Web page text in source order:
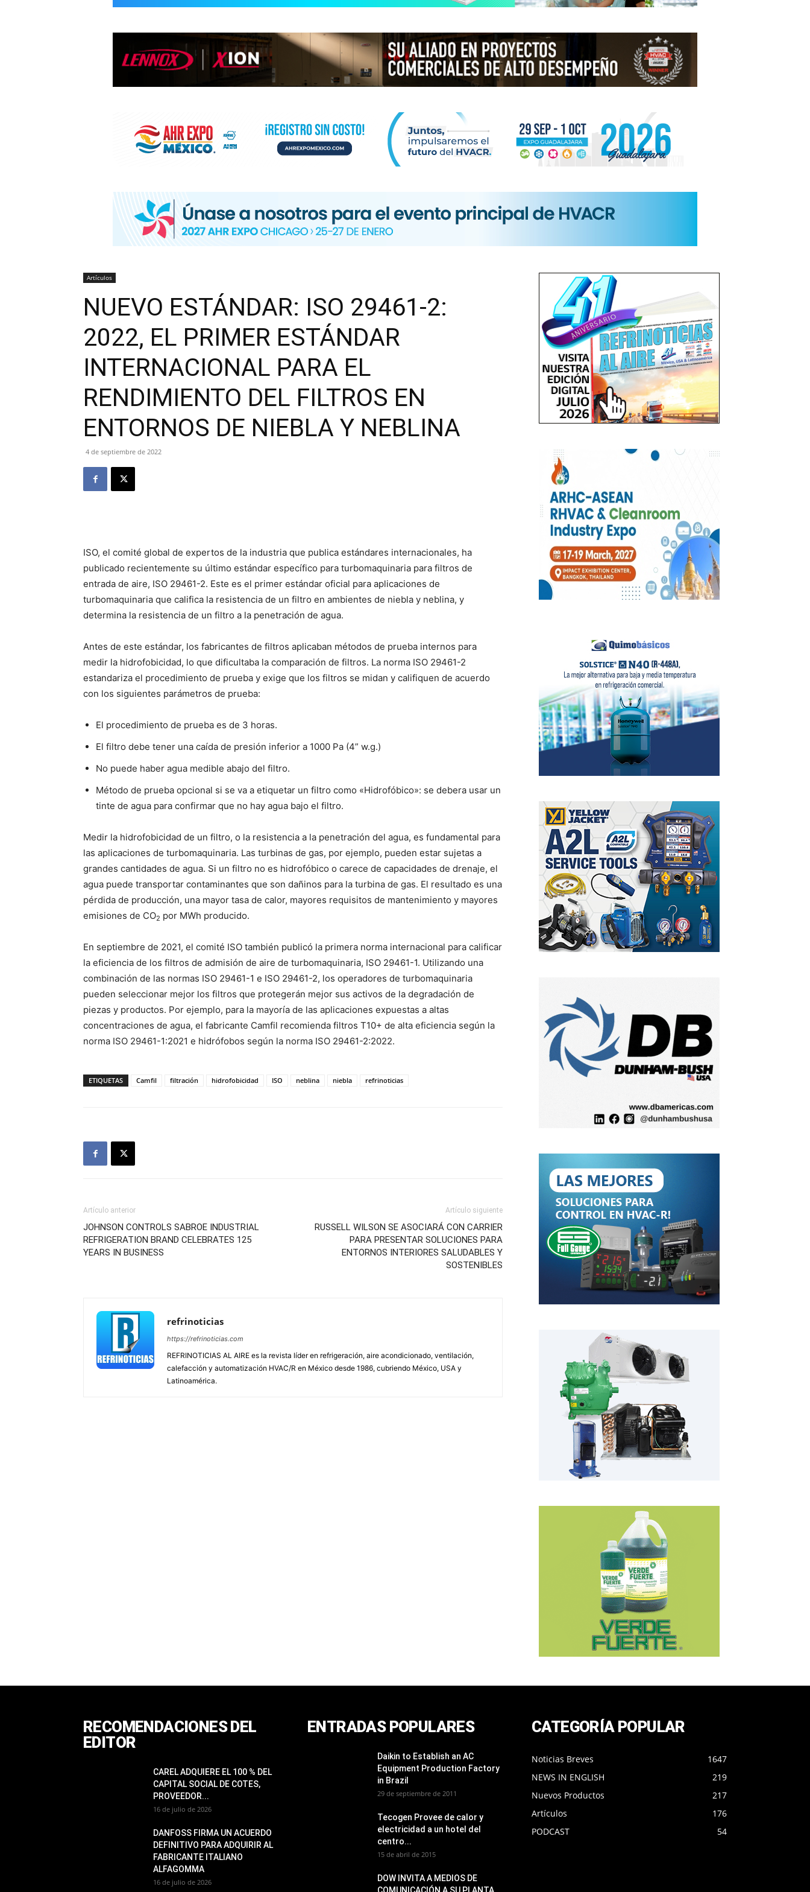
INFORMACIÓN
HVAC/R
DE
Artículos
NUEVO ESTÁNDAR: ISO 29461-2:
2022, EL PRIMER ESTÁNDAR
INTERNACIONAL PARA EL
RENDIMIENTO DEL FILTROS EN
ENTORNOS DE NIEBLA Y NEBLINA
4 de septiembre de 2022
ISO, el comité global de expertos de la industria que publica estándares internacionales, ha
publicado recientemente su último estándar específico para turbomaquinaria para filtros de
entrada de aire, ISO 29461-2. Este es el primer estándar oficial para aplicaciones de
turbomaquinaria que califica la resistencia de un filtro en ambientes de niebla y neblina, y
determina la resistencia de un filtro a la penetración de agua.
Antes de este estándar, los fabricantes de filtros aplicaban métodos de prueba internos para
medir la hidrofobicidad, lo que dificultaba la comparación de filtros. La norma ISO 29461-2
estandariza el procedimiento de prueba y exige que los filtros se midan y califiquen de acuerdo
con los siguientes parámetros de prueba:
El procedimiento de prueba es de 3 horas.
El filtro debe tener una caída de presión inferior a 1000 Pa (4” w.g.)
No puede haber agua medible abajo del filtro.
Método de prueba opcional si se va a etiquetar un filtro como «Hidrofóbico»: se debera usar un
tinte de agua para confirmar que no hay agua bajo el filtro.
Medir la hidrofobicidad de un filtro, o la resistencia a la penetración del agua, es fundamental para
las aplicaciones de turbomaquinaria. Las turbinas de gas, por ejemplo, pueden estar sujetas a
grandes cantidades de agua. Si un filtro no es hidrofóbico o carece de capacidades de drenaje, el
agua puede transportar contaminantes que son dañinos para la turbina de gas. El resultado es una
pérdida de producción, una mayor tasa de calor, mayores requisitos de mantenimiento y mayores
emisiones de CO2 por MWh producido.
En septiembre de 2021, el comité ISO también publicó la primera norma internacional para calificar
la eficiencia de los filtros de admisión de aire de turbomaquinaria, ISO 29461-1. Utilizando una
combinación de las normas ISO 29461-1 e ISO 29461-2, los operadores de turbomaquinaria
pueden seleccionar mejor los filtros que protegerán mejor sus activos de la degradación de
piezas y productos. Por ejemplo, para la mayoría de las aplicaciones expuestas a altas
concentraciones de agua, el fabricante Camfil recomienda filtros T10+ de alta eficiencia según la
norma ISO 29461-1:2021 e hidrófobos según la norma ISO 29461-2:2022.
ETIQUETAS Camfil filtración hidrofobicidad ISO neblina niebla refrinoticias
Artículo anterior
JOHNSON CONTROLS SABROE INDUSTRIAL
REFRIGERATION BRAND CELEBRATES 125
YEARS IN BUSINESS
Artículo siguiente
RUSSELL WILSON SE ASOCIARÁ CON CARRIER
PARA PRESENTAR SOLUCIONES PARA
ENTORNOS INTERIORES SALUDABLES Y
SOSTENIBLES
refrinoticias
https://refrinoticias.com
REFRINOTICIAS AL AIRE es la revista líder en refrigeración, aire acondicionado, ventilación,
calefacción y automatización HVAC/R en México desde 1986, cubriendo México, USA y
Latinoamérica.
RECOMENDACIONES DEL
EDITOR
CAREL ADQUIERE EL 100 % DEL
CAPITAL SOCIAL DE COTES,
PROVEEDOR...
16 de julio de 2026
DANFOSS FIRMA UN ACUERDO
DEFINITIVO PARA ADQUIRIR AL
FABRICANTE ITALIANO
ALFAGOMMA
16 de julio de 2026
ENTRADAS POPULARES
Daikin to Establish an AC
Equipment Production Factory
in Brazil
29 de septiembre de 2011
Tecogen Provee de calor y
electricidad a un hotel del
centro...
15 de abril de 2015
DOW INVITA A MEDIOS DE
CATEGORÍA POPULAR
Noticias Breves
1647
NEWS IN ENGLISH
219
Nuevos Productos
217
Artículos
176
PODCAST
54